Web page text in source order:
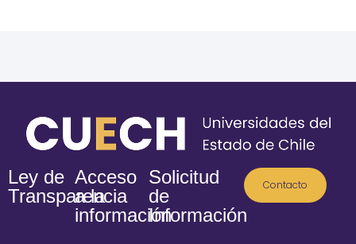
Ley de
Transparencia
Acceso
a la
información
Solicitud
de
Información
Contacto